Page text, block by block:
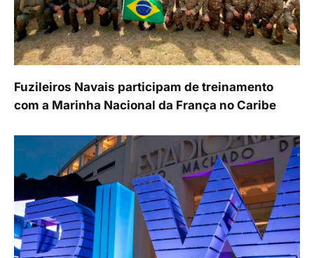
Fuzileiros Navais participam de treinamento
com a Marinha Nacional da França no Caribe